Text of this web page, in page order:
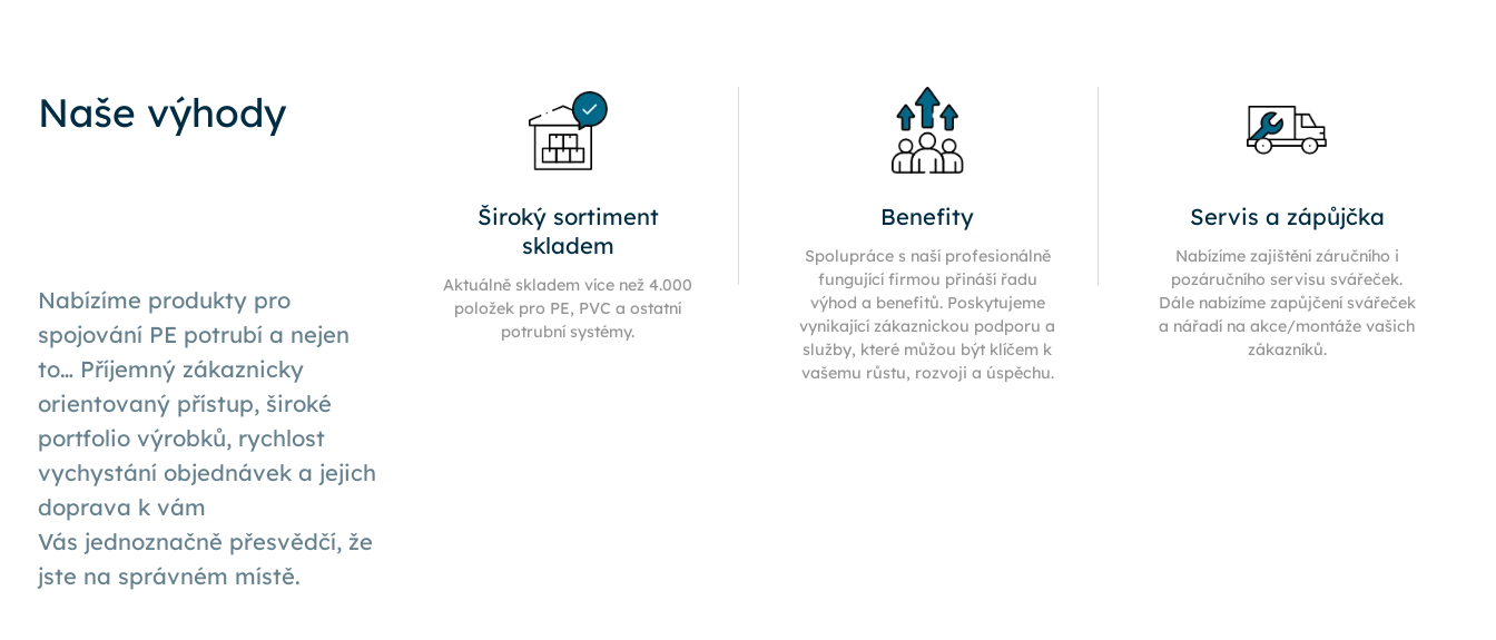
Naše výhody
Nabízíme produkty pro
spojování PE potrubí a nejen
to… Příjemný zákaznicky
orientovaný přístup, široké
portfolio výrobků, rychlost
vychystání objednávek a jejich
doprava k vám
Vás jednoznačně přesvědčí, že
jste na správném místě.
Široký sortiment
skladem
Aktuálně skladem více než 4.000
položek pro PE, PVC a ostatní
potrubní systémy.
Benefity
Spolupráce s naší profesionálně
fungující firmou přináší řadu
výhod a benefitů. Poskytujeme
vynikající zákaznickou podporu a
služby, které můžou být klíčem k
vašemu růstu, rozvoji a úspěchu.
Servis a zápůjčka
Nabízíme zajištění záručního i
pozáručního servisu svářeček.
Dále nabízíme zapůjčení svářeček
a nářadí na akce/montáže vašich
zákazníků.